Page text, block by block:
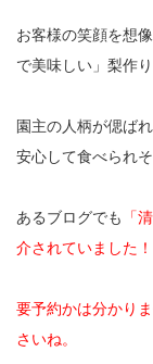
お客様の笑顔を想
で美味しい」梨作
園主の人柄が偲ばれ
安心して食べられそ
あるブログでも
「
介されていました！
要予約かは分かり
さいね。